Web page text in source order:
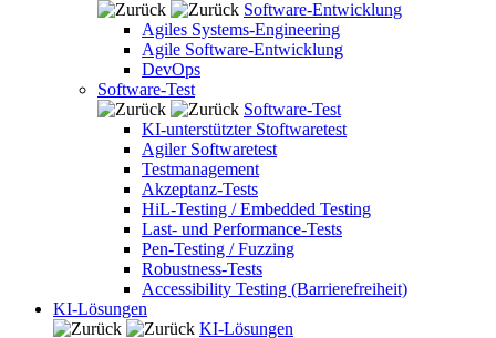
Software-Entwicklung
Agiles Systems-Engineering
Agile Software-Entwicklung
DevOps
Software-Test
Software-Test
KI-unterstützter Stoftwaretest
Agiler Softwaretest
Testmanagement
Akzeptanz-Tests
HiL-Testing / Embedded Testing
Last- und Performance-Tests
Pen-Testing / Fuzzing
Robustness-Tests
Accessibility Testing (Barrierefreiheit)
KI-Lösungen
KI-Lösungen